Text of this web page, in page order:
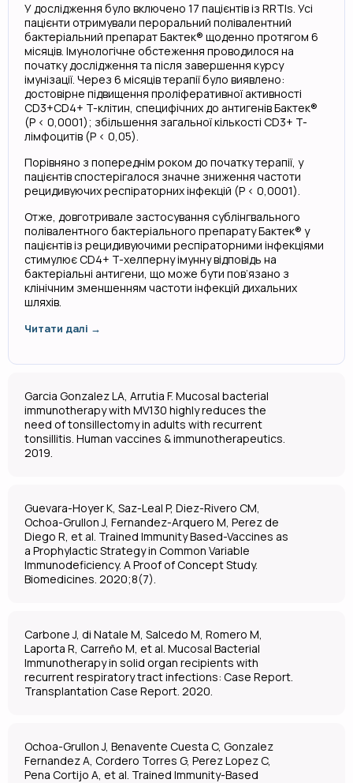
У дослідження було включено 17 пацієнтів із RRTIs. Усі
пацієнти отримували пероральний полівалентний
бактеріальний препарат Бактек® щоденно протягом 6
місяців. Імунологічне обстеження проводилося на
початку дослідження та після завершення курсу
імунізації. Через 6 місяців терапії було виявлено:
достовірне підвищення проліферативної активності
CD3+CD4+ T-клітин, специфічних до антигенів Бактек®
(P < 0,0001); збільшення загальної кількості CD3+ T-
лімфоцитів (P < 0,05).
Порівняно з попереднім роком до початку терапії, у
пацієнтів спостерігалося значне зниження частоти
рецидивуючих респіраторних інфекцій (P < 0,0001).
Отже, довготривале застосування сублінгвального
полівалентного бактеріального препарату Бактек® у
пацієнтів із рецидивуючими респіраторними інфекціями
стимулює CD4+ T-хелперну імунну відповідь на
бактеріальні антигени, що може бути пов’язано з
клінічним зменшенням частоти інфекцій дихальних
шляхів.
Читати далі →
Garcia Gonzalez LA, Arrutia F. Mucosal bacterial
immunotherapy with MV130 highly reduces the
need of tonsillectomy in adults with recurrent
tonsillitis. Human vaccines & immunotherapeutics.
2019.
Guevara-Hoyer K, Saz-Leal P, Diez-Rivero CM,
Ochoa-Grullon J, Fernandez-Arquero M, Perez de
Diego R, et al. Trained Immunity Based-Vaccines as
a Prophylactic Strategy in Common Variable
Immunodeficiency. A Proof of Concept Study.
Biomedicines. 2020;8(7).
Carbone J, di Natale M, Salcedo M, Romero M,
Laporta R, Carreño M, et al. Mucosal Bacterial
Immunotherapy in solid organ recipients with
recurrent respiratory tract infections: Case Report.
Transplantation Case Report. 2020.
Ochoa-Grullon J, Benavente Cuesta C, Gonzalez
Fernandez A, Cordero Torres G, Perez Lopez C,
Pena Cortijo A, et al. Trained Immunity-Based